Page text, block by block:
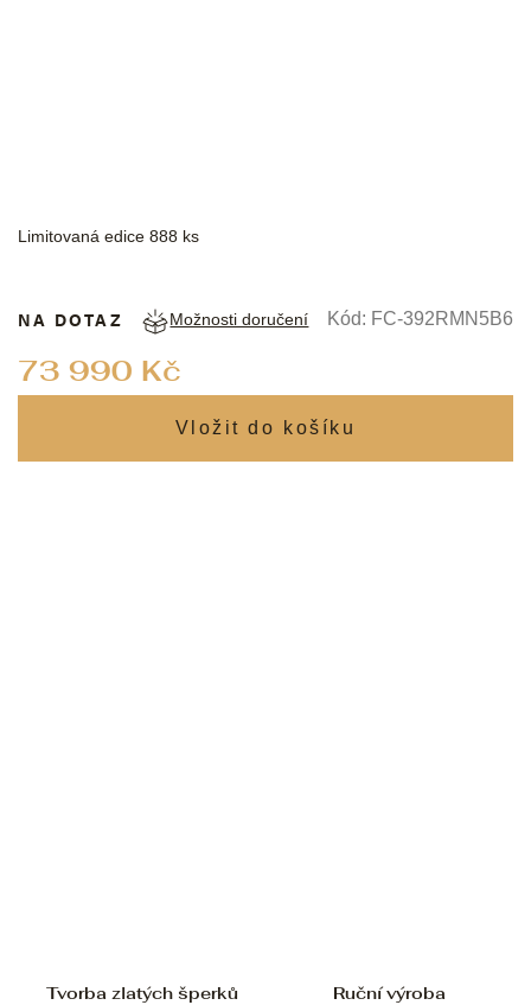
Limitovaná edice 888 ks
73 990 Kč
NA DOTAZ Možnosti doručení Kód: FC-392RMN5B6
Tvorba zlatých šperků Ruční výroba